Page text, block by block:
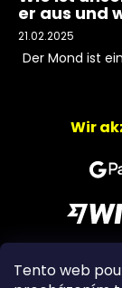
Tento web
er aus und
21.02.2025
Der Mond ist
Wir